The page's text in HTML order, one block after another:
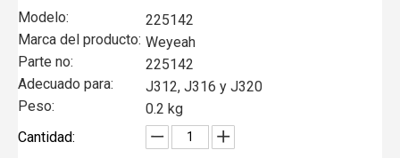
Modelo:
225142
Marca del producto: Weyeah
Parte no:
225142
Adecuado para:
J312, J316 y J320
Peso:
0.2 kg
Cantidad: